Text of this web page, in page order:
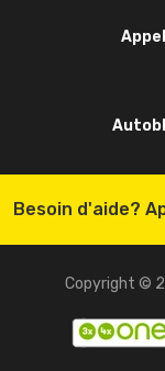
Besoin d'aide?
Copyright ©